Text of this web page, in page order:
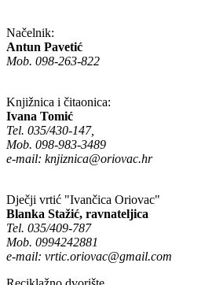
Načelnik:
Antun Pavetić
Mob. 098-263-822
Knjižnica i čitaonica:
Ivana Tomić
Tel. 035/430-147,
Mob. 098-983-3489
e-mail: knjiznica@oriovac.hr
Dječji vrtić "Ivančica Oriovac"
Blanka Stažić, ravnateljica
Tel. 035/409-787
Mob. 0994242881
e-mail: vrtic.oriovac@gmail.com